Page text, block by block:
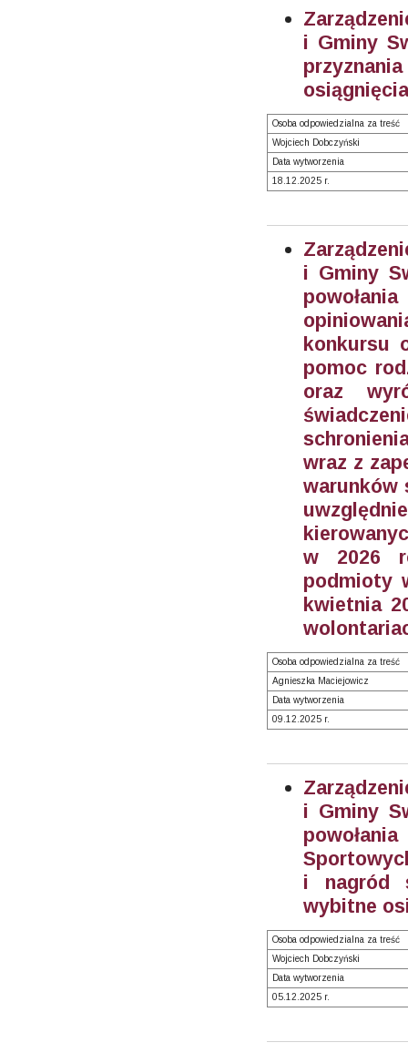
i Gminy
Osoba odpowiedzialna za treść
Wojciech Dobczyński
Data wytworzenia
18.12.2025 r.
i Gminy
konkursu
pomoc
oraz
wraz z
warunków
w 2026
podmioty
kwietnia
Osoba odpowiedzialna za treść
Agnieszka Maciejowicz
Data wytworzenia
09.12.2025 r.
i Gminy
i nagród
wybitne
Osoba odpowiedzialna za treść
Wojciech Dobczyński
Data wytworzenia
05.12.2025 r.